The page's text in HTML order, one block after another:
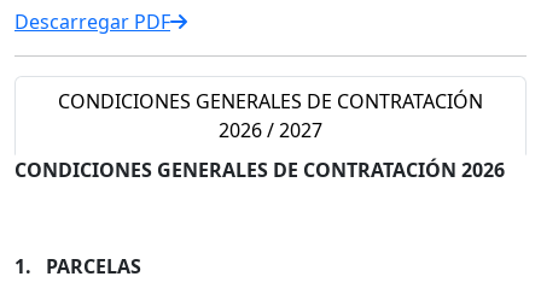
Descarregar PDF
CONDICIONES GENERALES DE CONTRATACIÓN
2026 / 2027
CONDICIONES GENERALES DE CONTRATACIÓN 2026
1. PARCELAS